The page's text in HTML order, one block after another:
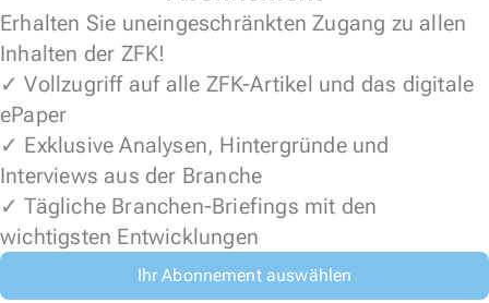
Erhalten Sie uneingeschränkten Zugang zu allen
Inhalten der ZFK!
✓ Vollzugriff auf alle ZFK-Artikel und das digitale
ePaper
✓ Exklusive Analysen, Hintergründe und
Interviews aus der Branche
✓ Tägliche Branchen-Briefings mit den
wichtigsten Entwicklungen
Ihr Abonnement auswählen